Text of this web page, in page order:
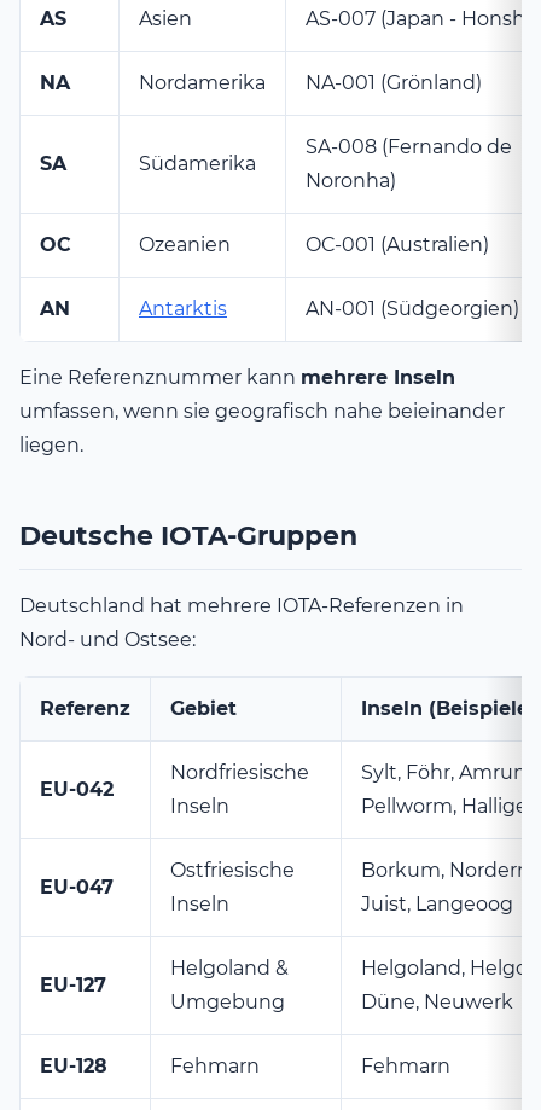
AS Asien AS-007 (Japan -
NA Nordamerika NA-001 (Grönland)
SA Südamerika
SA-008 (Fernando de
Noronha)
OC Ozeanien OC-001 (Australien)
AN Antarktis AN-001 (Südgeorgien)
Eine Referenznummer kann mehrere Inseln
umfassen, wenn sie geografisch nahe beieinander
liegen.
Deutsche IOTA-Gruppen
Deutschland hat mehrere IOTA-Referenzen in
Nord- und Ostsee:
Referenz Gebiet Inseln (Beispiele)
EU-042
Nordfriesische
Inseln
Sylt, Föhr, Amrum,
Pellworm, Halligen
EU-047
Ostfriesische
Inseln
Borkum,
Juist, Langeoog
EU-127
Helgoland &
Umgebung
Helgoland,
Düne, Neuwerk
EU-128 Fehmarn Fehmarn